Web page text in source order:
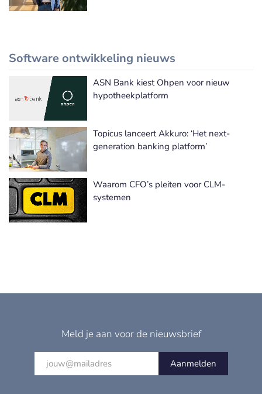
Software ontwikkeling nieuws
Meer Software ontwikkeling nieuws
ASN Bank kiest Ohpen voor nieuw
hypotheekplatform
Topicus lanceert Akkuro: ‘Het next-
generation banking platform’
Waarom CFO’s pleiten voor CLM-
systemen
Meld je aan voor de nieuwsbrief
Aanmelden